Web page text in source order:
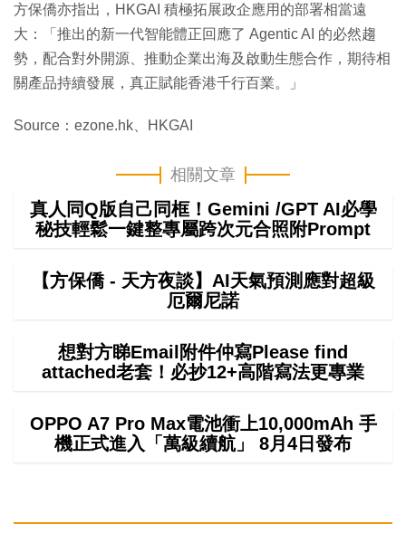
方保僑亦指出，HKGAI 積極拓展政企應用的部署相當遠
大：「推出的新一代智能體正回應了 Agentic AI 的必然趨
勢，配合對外開源、推動企業出海及啟動生態合作，期待相
關產品持續發展，真正賦能香港千行百業。」
Source：ezone.hk、HKGAI
相關文章
真人同Q版自己同框！Gemini /GPT AI必學
秘技輕鬆一鍵整專屬跨次元合照附Prompt
【方保僑 - 天方夜談】AI天氣預測應對超級
厄爾尼諾
想對方睇Email附件仲寫Please find
attached老套！必抄12+高階寫法更專業
OPPO A7 Pro Max電池衝上10,000mAh 手
機正式進入「萬級續航」 8月4日發布